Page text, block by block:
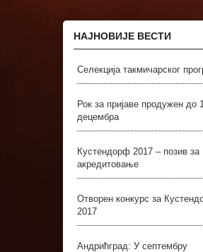
НАЈНОВИЈЕ ВЕСТИ
Селекција такмичарског
Рок за пријаве продужен до
децембра
Кустендорф 2017 – позив за
акредитовање
Отворен конкурс за
2017
Андрићград: У септембру